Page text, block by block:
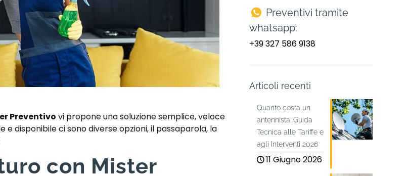
Preventivo vi propone una soluzione semplice, veloce
disponibile ci sono diverse opzioni, il passaparola, la
con Mister
Preventivi tramite
whatsapp:
+39 327 586 9138
Articoli recenti
Quanto costa un
antennista: Guida
Tecnica alle Tariffe e
agli Interventi 2026
11 Giugno 2026